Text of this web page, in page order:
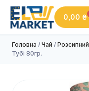
0,00 ₴
Головна / Чай / Розсипний
Тубі 80гр.